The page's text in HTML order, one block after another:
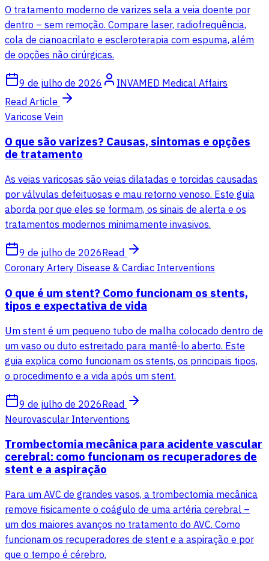
O tratamento moderno de varizes sela a veia doente por
dentro – sem remoção. Compare laser, radiofrequência,
cola de cianoacrilato e escleroterapia com espuma, além
de opções não cirúrgicas.
9 de julho de 2026
INVAMED Medical Affairs
Read Article
Varicose Vein
O que são varizes? Causas, sintomas e opções
de tratamento
As veias varicosas são veias dilatadas e torcidas causadas
por válvulas defeituosas e mau retorno venoso. Este guia
aborda por que eles se formam, os sinais de alerta e os
tratamentos modernos minimamente invasivos.
9 de julho de 2026Read
Coronary Artery Disease & Cardiac Interventions
O que é um stent? Como funcionam os stents,
tipos e expectativa de vida
Um stent é um pequeno tubo de malha colocado dentro de
um vaso ou duto estreitado para mantê-lo aberto. Este
guia explica como funcionam os stents, os principais tipos,
o procedimento e a vida após um stent.
9 de julho de 2026Read
Neurovascular Interventions
Trombectomia mecânica para acidente vascular
cerebral: como funcionam os recuperadores de
stent e a aspiração
Para um AVC de grandes vasos, a trombectomia mecânica
remove fisicamente o coágulo de uma artéria cerebral –
um dos maiores avanços no tratamento do AVC. Como
funcionam os recuperadores de stent e a aspiração e por
que o tempo é cérebro.